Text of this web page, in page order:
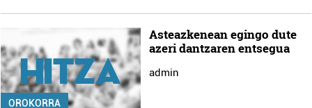
OROKORRA
Asteazkenean egingo dute
azeri dantzaren entsegua
admin